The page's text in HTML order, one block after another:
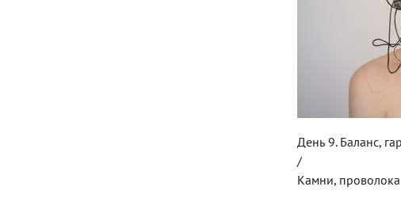
День 9. Баланс,
/
Камни, проволока